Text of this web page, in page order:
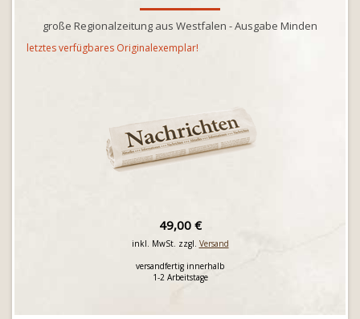
große Regionalzeitung aus Westfalen - Ausgabe Minden
letztes verfügbares Originalexemplar!
49,00 €
inkl. MwSt. zzgl. Versand
versandfertig innerhalb
1-2 Arbeitstage